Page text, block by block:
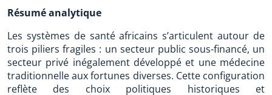
Résumé analytique
Les systèmes de santé africains s’articulent autour de
trois piliers fragiles : un secteur public sous-financé, un
secteur privé inégalement développé et une médecine
traditionnelle aux fortunes diverses. Cette configuration
reflète des choix politiques historiques et